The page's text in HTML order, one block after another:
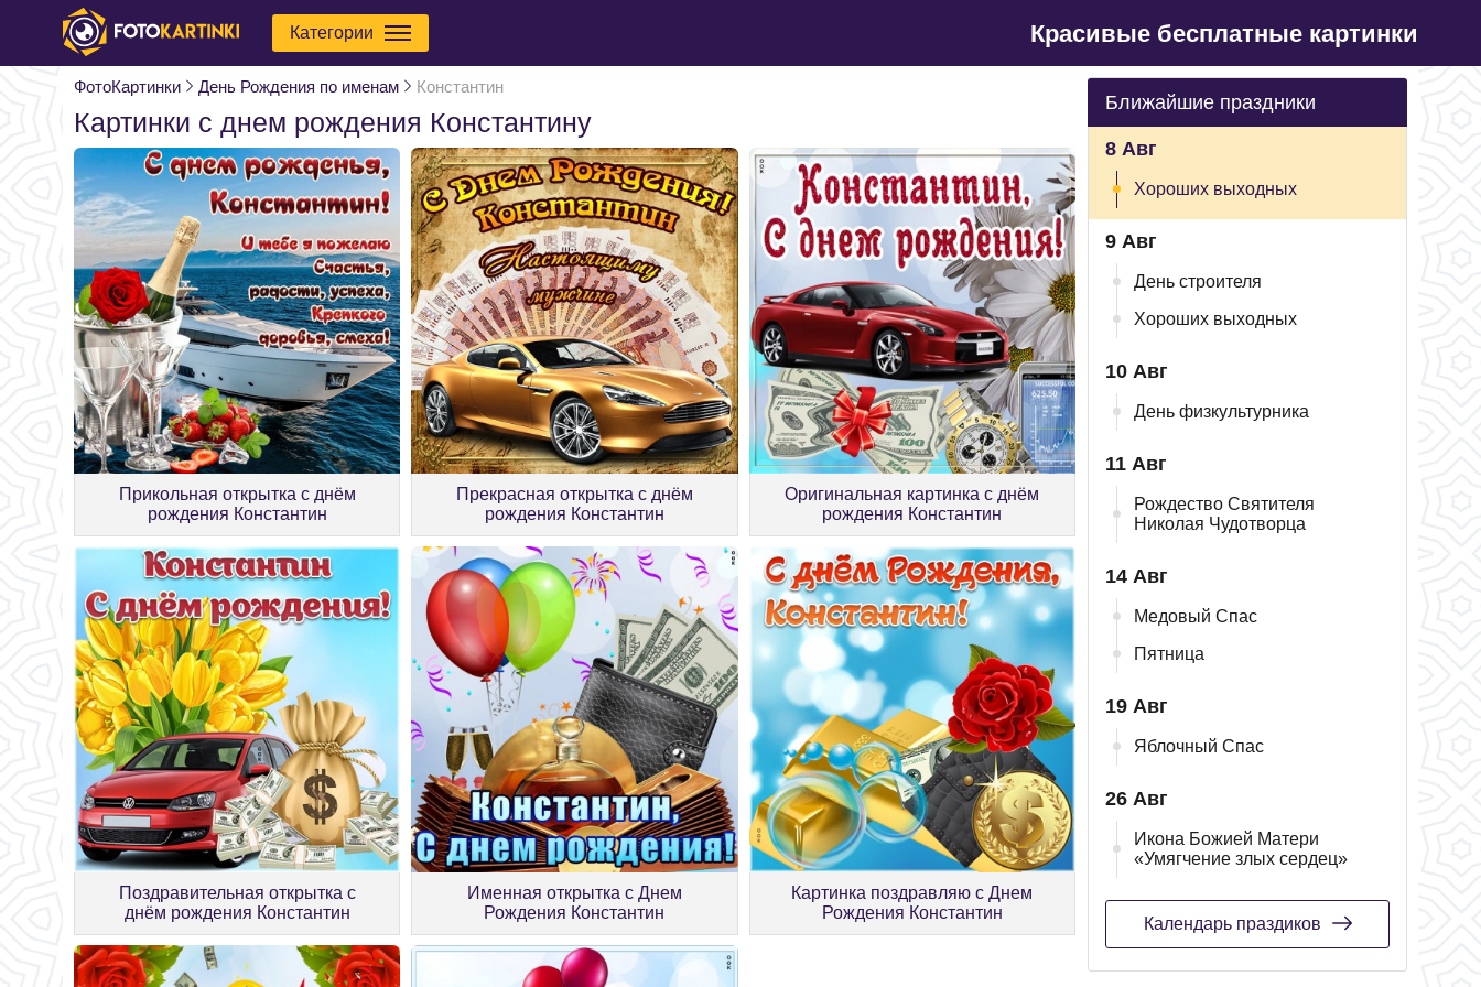
Категории Красивые бесплатные картинки
ФотоКартинки День Рождения по именам Константин
Картинки с днем рождения Константину
Прикольная открытка с днём
рождения Константин
Прекрасная открытка с днём
рождения Константин
Оригинальная картинка с днём
рождения Константин
Поздравительная открытка с
днём рождения Константин
Именная открытка с Днем
Рождения Константин
Картинка поздравляю с Днем
Рождения Константин
Ближайшие праздники
8 Авг
Хороших выходных
9 Авг
День строителя
Хороших выходных
10 Авг
День физкультурника
11 Авг
Рождество Святителя
Николая Чудотворца
14 Авг
Медовый Спас
Пятница
19 Авг
Яблочный Спас
26 Авг
Икона Божией Матери
«Умягчение злых сердец»
Календарь праздиков